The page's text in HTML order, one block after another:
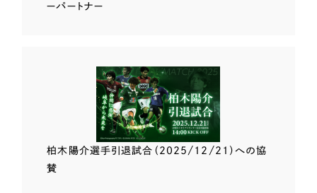
ーパートナー
柏木陽介選手引退試合（2025/12/21）への協
賛